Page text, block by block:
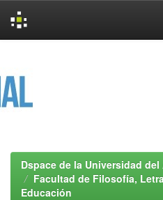
Dspace de la Universidad del
Facultad de Filosofía,
Educación